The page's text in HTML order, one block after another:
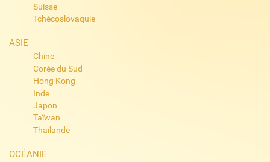
Suisse
Tchécoslovaquie
ASIE
Chine
Corée du Sud
Hong Kong
Inde
Japon
Taïwan
Thaïlande
OCÉANIE